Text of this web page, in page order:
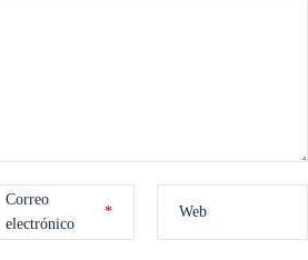
Correo
electrónico
* Web